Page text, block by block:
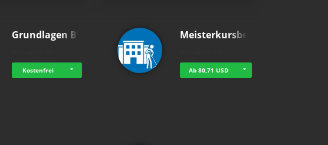
Grundlagen BWL
Grundlagen BWL
Kostenfrei
Meisterkursbegl…
None
Ab 80,71 USD